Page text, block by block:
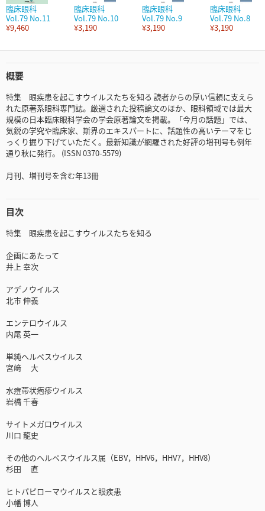
臨床眼科
Vol.79 No.11
¥9,460
臨床眼科
Vol.79 No.10
¥3,190
臨床眼科
Vol.79 No.9
¥3,190
臨床眼科
Vol.79 No.8
¥3,190
概要
特集 眼疾患を起こすウイルスたちを知る 読者からの厚い信頼に支えら
れた原著系眼科専門誌。厳選された投稿論文のほか、眼科領域では最大
規模の日本臨床眼科学会の学会原著論文を掲載。「今月の話題」では、
気鋭の学究や臨床家、斯界のエキスパートに、話題性の高いテーマをじ
っくり掘り下げていただく。最新知識が網羅された好評の増刊号も例年
通り秋に発行。 (ISSN 0370-5579)
月刊、増刊号を含む年13冊
目次
特集 眼疾患を起こすウイルスたちを知る
企画にあたって
井上 幸次
アデノウイルス
北市 伸義
エンテロウイルス
内尾 英一
単純ヘルペスウイルス
宮﨑 大
水痘帯状疱疹ウイルス
岩橋 千春
サイトメガロウイルス
川口 龍史
その他のヘルペスウイルス属（EBV，HHV6，HHV7，HHV8）
杉田 直
ヒトパピローマウイルスと眼疾患
小幡 博人